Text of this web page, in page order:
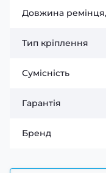
Довжина
Тип кріплення
Сумісність
Гарантія
Бренд